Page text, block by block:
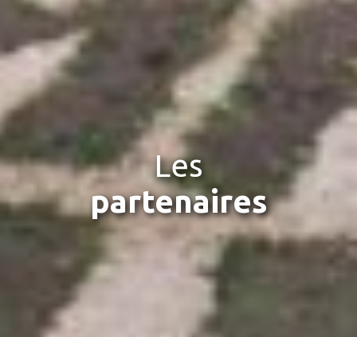
Les
partenaires